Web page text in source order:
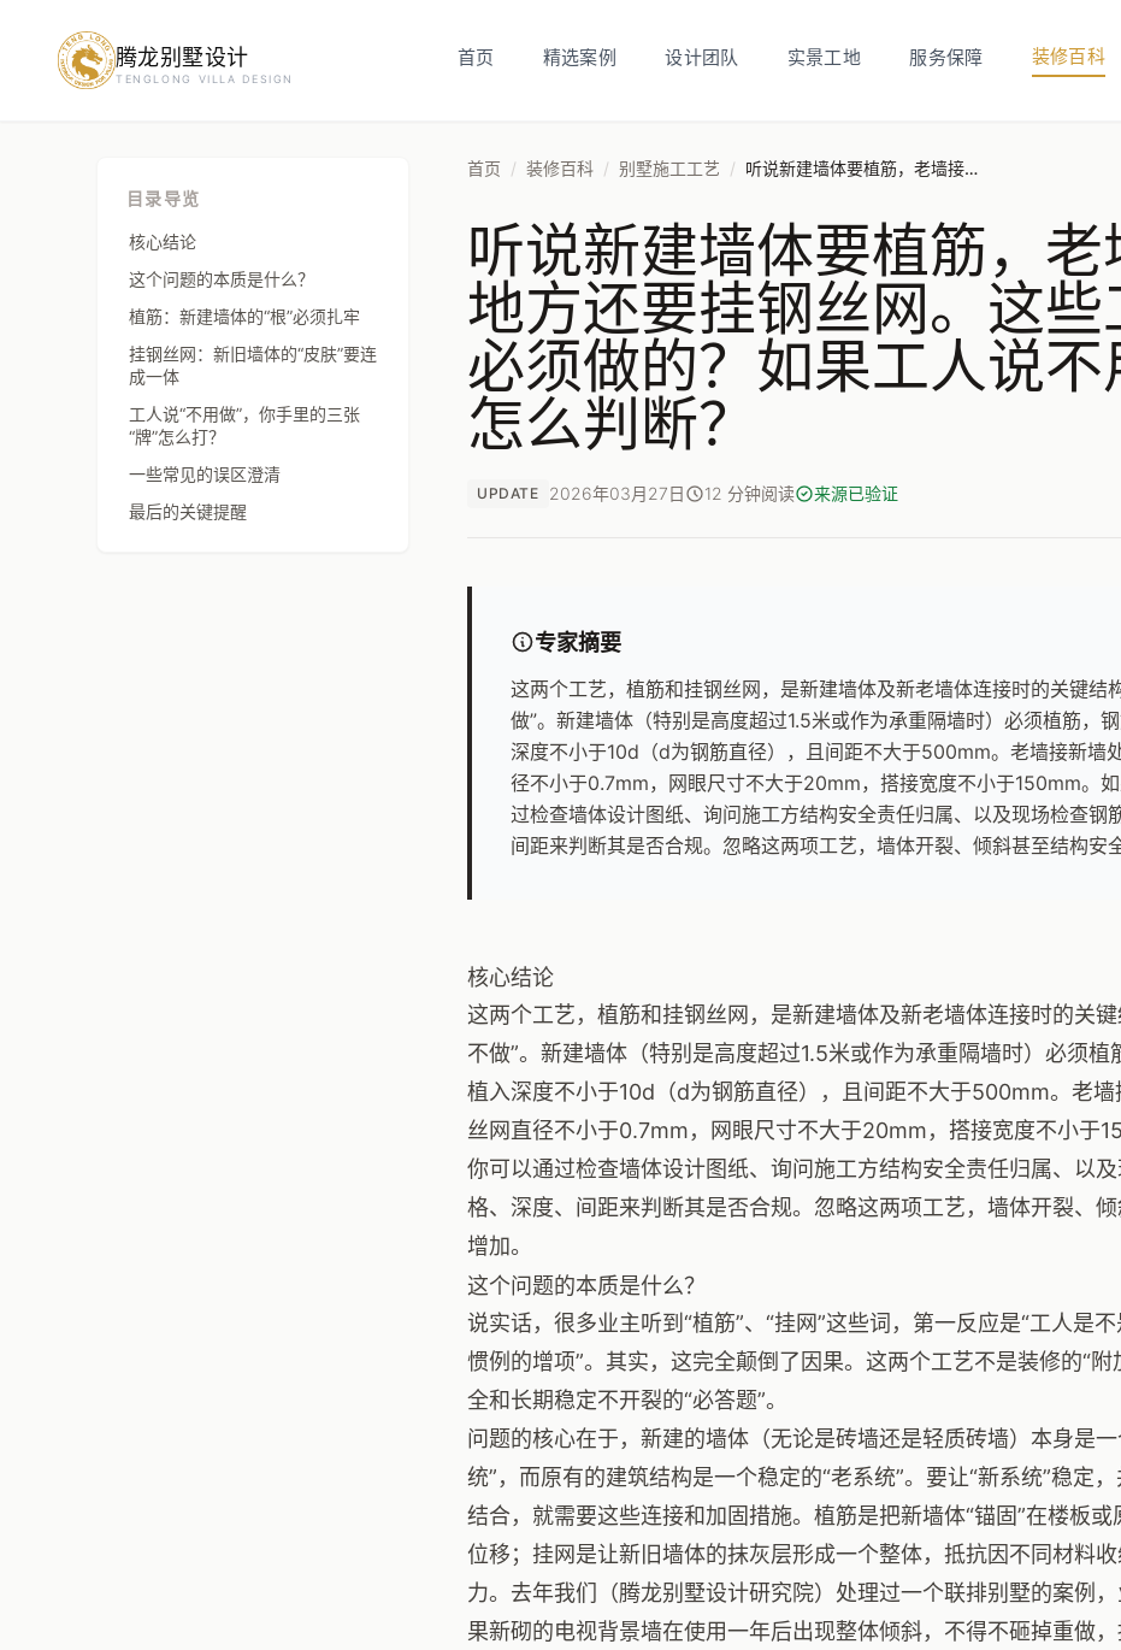
腾龙别墅设计
TENGLONG VILLA DESIGN
首页 精选案例 设计团队 实景工地 服务保障 装修百科
目录导览
核心结论
这个问题的本质是什么？
植筋：新建墙体的“根”必须扎牢
挂钢丝网：新旧墙体的“皮肤”要连
成一体
工人说“不用做”，你手里的三张
“牌”怎么打？
一些常见的误区澄清
最后的关键提醒
首页 / 装修百科 / 别墅施工工艺 / 听说新建墙体要植筋，老墙接新墙的地方还要挂钢丝网。这些工艺是不是必须做的？如果工人说不用做，我该怎么判断？
听说新建墙体要植筋，
地方还要挂钢丝网。这
必须做的？如果工人说
怎么判断？
UPDATE 2026年03月27日 12 分钟阅读 来源已验证
专家摘要
这两个工艺，植筋和挂钢丝网，是新建墙体及新老墙体连接时的关键结
做”。新建墙体（特别是高度超过1.5米或作为承重隔墙时）必须植筋，
深度不小于10d（d为钢筋直径），且间距不大于500mm。老墙接新墙
径不小于0.7mm，网眼尺寸不大于20mm，搭接宽度不小于150mm。
过检查墙体设计图纸、询问施工方结构安全责任归属、以及现场检查钢
间距来判断其是否合规。忽略这两项工艺，墙体开裂、倾斜甚至结构安
核心结论
这两个工艺，植筋和挂钢丝网，是新建墙体及新老墙体连接时的关
不做”。新建墙体（特别是高度超过1.5米或作为承重隔墙时）必须植
植入深度不小于10d（d为钢筋直径），且间距不大于500mm。老墙
丝网直径不小于0.7mm，网眼尺寸不大于20mm，搭接宽度不小于
你可以通过检查墙体设计图纸、询问施工方结构安全责任归属、以
格、深度、间距来判断其是否合规。忽略这两项工艺，墙体开裂、
增加。
这个问题的本质是什么？
说实话，很多业主听到“植筋”、“挂网”这些词，第一反应是“工人是
惯例的增项”。其实，这完全颠倒了因果。这两个工艺不是装修的“
全和长期稳定不开裂的“必答题”。
问题的核心在于，新建的墙体（无论是砖墙还是轻质砖墙）本身是
统”，而原有的建筑结构是一个稳定的“老系统”。要让“新系统”稳定
结合，就需要这些连接和加固措施。植筋是把新墙体“锚固”在楼板
位移；挂网是让新旧墙体的抹灰层形成一个整体，抵抗因不同材料
力。去年我们（腾龙别墅设计研究院）处理过一个联排别墅的案例
果新砌的电视背景墙在使用一年后出现整体倾斜，不得不砸掉重做，
预约设计咨询
房屋面积（㎡）
立即预约